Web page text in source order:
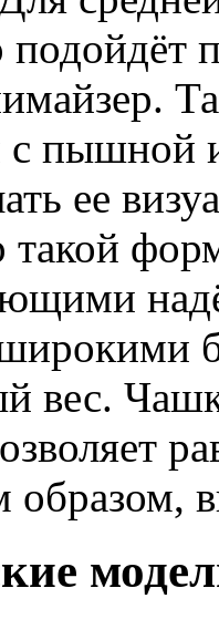
подойдёт
пышной
ее
такой
вес.
образом,